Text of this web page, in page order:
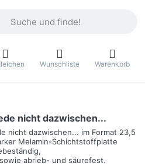
Wunschliste Warenkorb
nicht dazwischen...
nicht dazwischen... im Format 23,5
Melamin-Schichtstoffplatte
abrieb- und säurefest.